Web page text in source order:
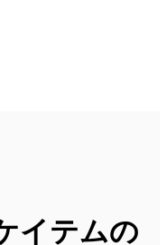
イテムの